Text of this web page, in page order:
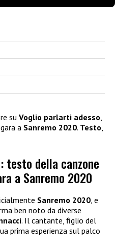
su Voglio parlarti adesso,
a Sanremo 2020. Testo,
testo della canzone
a Sanremo 2020
Sanremo 2020, e
ben noto da diverse
. Il cantante, figlio del
prima esperienza sul palco